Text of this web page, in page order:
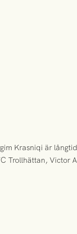
Krasniqi är
Trollhättan, Victor